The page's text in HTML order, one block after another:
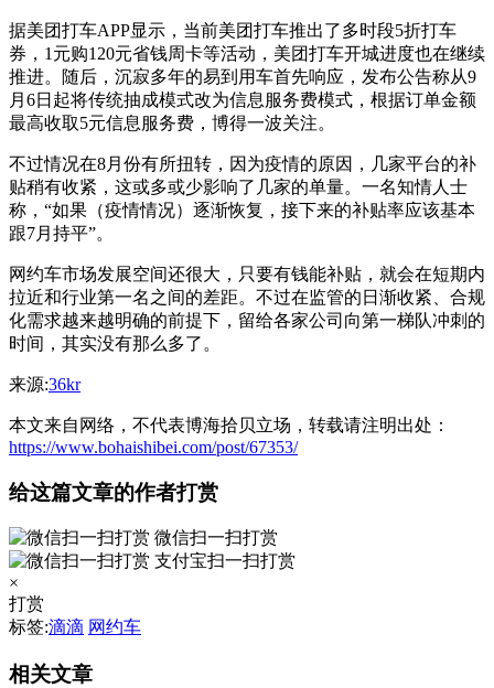
据美团打车APP显示，当前美团打车推出了多时段5折打车
券，1元购120元省钱周卡等活动，美团打车开城进度也在继续
推进。随后，沉寂多年的易到用车首先响应，发布公告称从9
月6日起将传统抽成模式改为信息服务费模式，根据订单金额
最高收取5元信息服务费，博得一波关注。
不过情况在8月份有所扭转，因为疫情的原因，几家平台的补
贴稍有收紧，这或多或少影响了几家的单量。一名知情人士
称，“如果（疫情情况）逐渐恢复，接下来的补贴率应该基本
跟7月持平”。
网约车市场发展空间还很大，只要有钱能补贴，就会在短期内
拉近和行业第一名之间的差距。不过在监管的日渐收紧、合规
化需求越来越明确的前提下，留给各家公司向第一梯队冲刺的
时间，其实没有那么多了。
来源:36kr
本文来自网络，不代表博海拾贝立场，转载请注明出处：
https://www.bohaishibei.com/post/67353/
给这篇文章的作者打赏
微信扫一扫打赏
支付宝扫一扫打赏
×
打赏
标签:滴滴 网约车
相关文章